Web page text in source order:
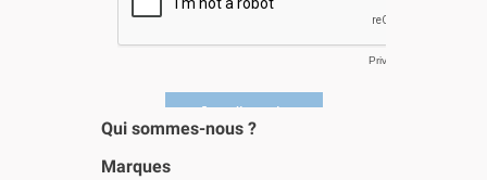
Qui sommes-nous ?
Marques